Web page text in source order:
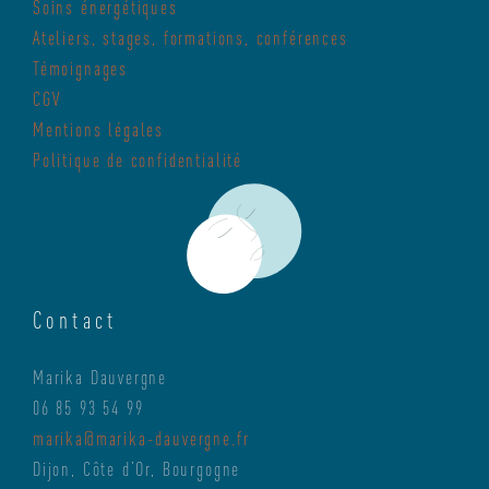
Soins énergétiques
Ateliers, stages, formations, conférences
Témoignages
CGV
Mentions légales
Politique de confidentialité
Contact
Marika Dauvergne
06 85 93 54 99
marika@marika-dauvergne.fr
Dijon, Côte d’Or, Bourgogne